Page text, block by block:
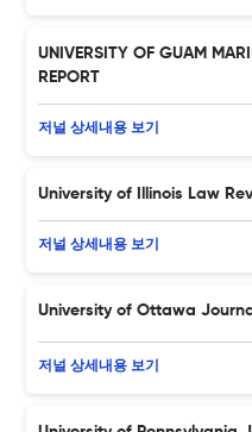
UNIVERSITY OF GUAM
REPORT
저널 상세내용 보기
University of Illinois Law
저널 상세내용 보기
University of Ottawa
저널 상세내용 보기